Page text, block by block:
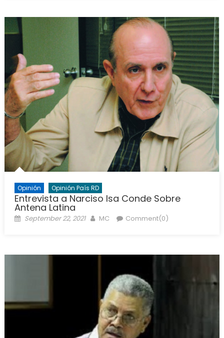
Opinión Opinión País RD
Entrevista a Narciso Isa Conde Sobre
Antena Latina
Posted
September 22, 2021 Author
MC Comment(0)